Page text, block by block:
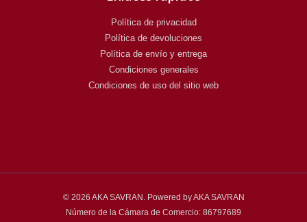
Política de privacidad
Política de devoluciones
Política de envío y entrega
Condiciones generales
Condiciones de uso del sitio web
© 2026 AKA SAVRAN. Powered by AKA SAVRAN
Número de la Cámara de Comercio: 86797689